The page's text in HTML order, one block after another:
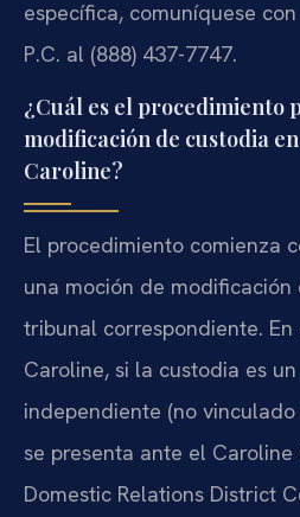
específica, comuníquese con
P.C. al (888) 437-7747.
¿Cuál es el procedimiento
modificación de custodia
Caroline?
El procedimiento comienza
una moción de
tribunal correspondiente.
Caroline, si la custodia es
independiente (no
se presenta ante el
Domestic Relations District